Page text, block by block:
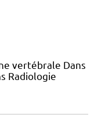
vertébrale Dans
Radiologie